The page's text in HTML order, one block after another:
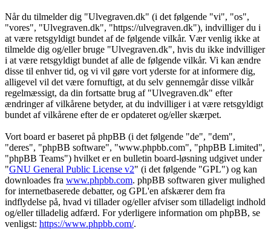
Når du tilmelder dig "Ulvegraven.dk" (i det følgende "vi", "os",
"vores", "Ulvegraven.dk", "https://ulvegraven.dk"), indvilliger du i
at være retsgyldigt bundet af de følgende vilkår. Vær venlig ikke at
tilmelde dig og/eller bruge "Ulvegraven.dk", hvis du ikke indvilliger
i at være retsgyldigt bundet af alle de følgende vilkår. Vi kan ændre
disse til enhver tid, og vi vil gøre vort yderste for at informere dig,
alligevel vil det være fornuftigt, at du selv gennemgår disse vilkår
regelmæssigt, da din fortsatte brug af "Ulvegraven.dk" efter
ændringer af vilkårene betyder, at du indvilliger i at være retsgyldigt
bundet af vilkårene efter de er opdateret og/eller skærpet.
Vort board er baseret på phpBB (i det følgende "de", "dem",
"deres", "phpBB software", "www.phpbb.com", "phpBB Limited",
"phpBB Teams") hvilket er en bulletin board-løsning udgivet under
"GNU General Public License v2" (i det følgende "GPL") og kan
downloades fra www.phpbb.com. phpBB softwaren giver mulighed
for internetbaserede debatter, og GPL'en afskærer dem fra
indflydelse på, hvad vi tillader og/eller afviser som tilladeligt indhold
og/eller tilladelig adfærd. For yderligere information om phpBB, se
venligst: https://www.phpbb.com/.